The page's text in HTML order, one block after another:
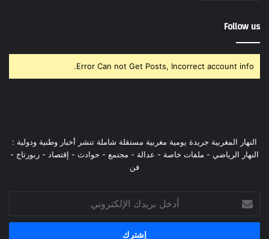
Follow us
Error Can not Get Posts, Incorrect account info.
النهار المغربية جريدة يومية مغربية مستقلة شاملة تنشر أخبار وطنية ودولية :
النهار الرياضي - ملفات خاصة - عدالة - مجتمع - حوادث - إقتصاد - ربورتاج -
فن
بريدك
الإلكتروني